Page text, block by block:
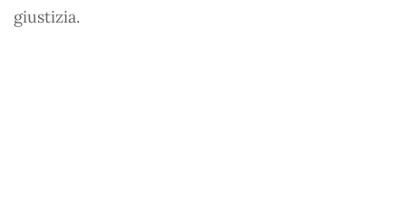
giustizia.